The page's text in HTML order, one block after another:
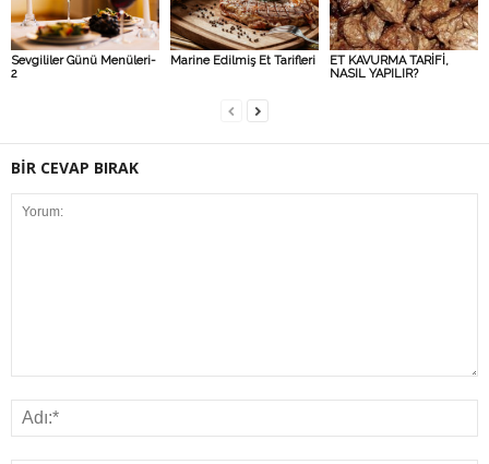
Sevgililer Günü Menüleri-
2
Marine Edilmiş Et Tarifleri
ET KAVURMA TARİFİ,
NASIL YAPILIR?
BİR CEVAP BIRAK